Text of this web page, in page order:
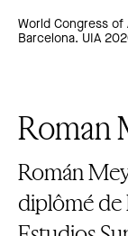
World Congress
Barcelona. UIA
Roman
Román
diplômé de